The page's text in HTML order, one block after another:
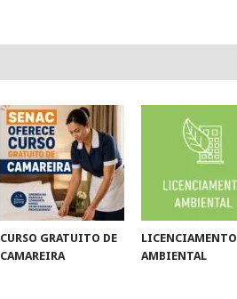
CURSO GRATUITO DE
CAMAREIRA
LICENCIAMENTO
AMBIENTAL